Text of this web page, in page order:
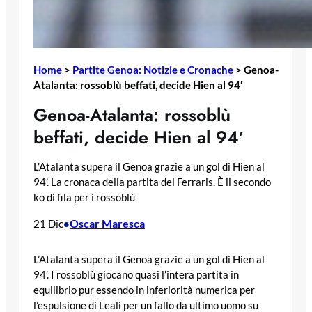
Home > Partite Genoa: Notizie e Cronache > Genoa-
Atalanta: rossoblù beffati, decide Hien al 94′
Genoa-Atalanta: rossoblù
beffati, decide Hien al 94′
L’Atalanta supera il Genoa grazie a un gol di Hien al
94’. La cronaca della partita del Ferraris. È il secondo
ko di fila per i rossoblù
21 Dic•Oscar Maresca
L’Atalanta supera il Genoa grazie a un gol di Hien al
94’. I rossoblù giocano quasi l’intera partita in
equilibrio pur essendo in inferiorità numerica per
l’espulsione di Leali per un fallo da ultimo uomo su